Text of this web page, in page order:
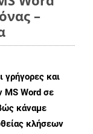
–
γρήγορες και
MS Word σε
κάναμε
κλήσεων